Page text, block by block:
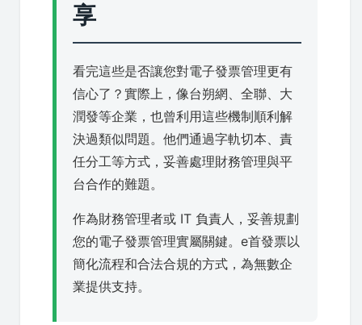
享
看完這些是否讓您對電子發票管理更有
信心了？實際上，像台朔網、全聯、大
潤發等企業，也曾利用這些機制順利解
決過類似問題。他們通過字軌切本、責
任分工等方式，妥善處理財務管理與平
台合作的難題。
作為財務管理者或 IT 負責人，妥善規劃
您的電子發票管理實屬關鍵。e首發票以
簡化流程和合法合規的方式，為無數企
業提供支持。